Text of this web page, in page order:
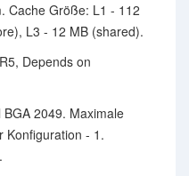
Cache Größe: L1 - 112
L3 - 12 MB (shared).
Depends on
2049. Maximale
Konfiguration - 1.